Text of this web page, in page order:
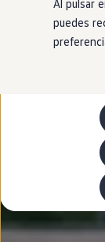
Al pulsar
puedes